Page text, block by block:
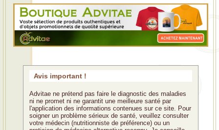
Avis important !
Advitae ne prétend pas faire le diagnostic des maladies
ni ne promet ni ne garantit une meilleure santé par
l'application des informations contenues sur ce site. Pour
soigner un problème sérieux de santé, veuillez consulter
votre médecin (nutritionniste de préférence) ou un